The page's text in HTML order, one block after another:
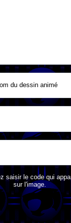
du dessin animé
saisir le code qui
sur l'image.